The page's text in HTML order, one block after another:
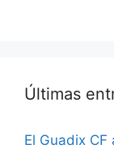
Últimas
El Guadix